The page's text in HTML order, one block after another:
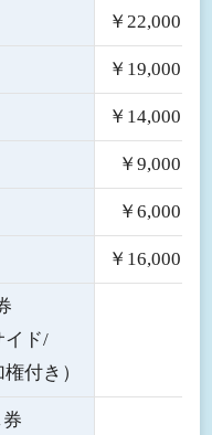
￥22,000
￥19,000
￥14,000
￥9,000
￥6,000
￥16,000
イド/
付き）